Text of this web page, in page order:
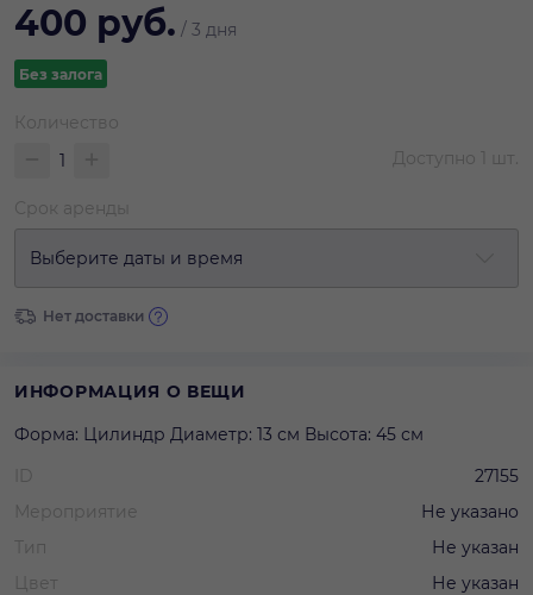
400 руб. / 3 дня
Без залога
Количество
Доступно 1 шт.
Срок аренды
Выберите даты и время
Нет доставки
ИНФОРМАЦИЯ О ВЕЩИ
Форма: Цилиндр Диаметр: 13 см Высота: 45 см
ID
27155
Мероприятие
Не указано
Тип
Не указан
Цвет
Не указан